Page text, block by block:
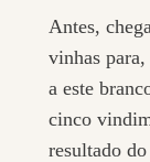
Antes,
vinhas
a este
cinco
resultado